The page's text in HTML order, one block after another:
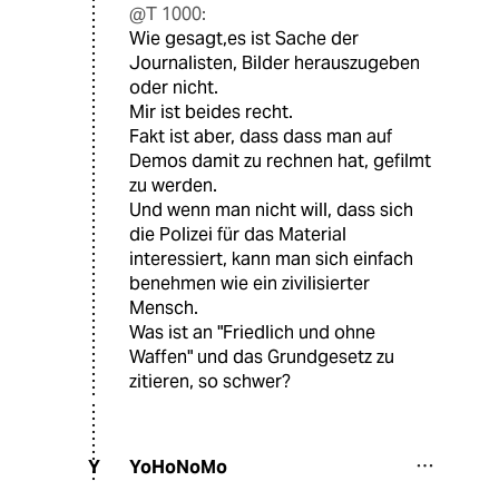
@T 1000:
Wie gesagt,es ist Sache der
Journalisten, Bilder herauszugeben
oder nicht.
Mir ist beides recht.
Fakt ist aber, dass dass man auf
Demos damit zu rechnen hat, gefilmt
zu werden.
Und wenn man nicht will, dass sich
die Polizei für das Material
interessiert, kann man sich einfach
benehmen wie ein zivilisierter
Mensch.
Was ist an "Friedlich und ohne
Waffen" und das Grundgesetz zu
zitieren, so schwer?
Y YoHoNoMo